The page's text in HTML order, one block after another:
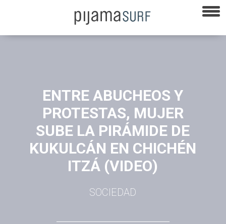
ENTRE ABUCHEOS Y
PROTESTAS, MUJER
SUBE LA PIRÁMIDE DE
KUKULCÁN EN CHICHÉN
ITZÁ (VIDEO)
SOCIEDAD